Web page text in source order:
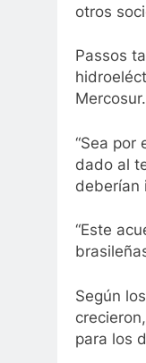
otros
Passos
Mercosur.
“Sea por
dado al
deberían
“Este
Según
para los